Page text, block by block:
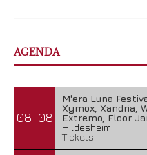
AGENDA
08-08
M'era Luna
Xymox, Xandria,
Extremo, Floor
Hildesheim
Tickets